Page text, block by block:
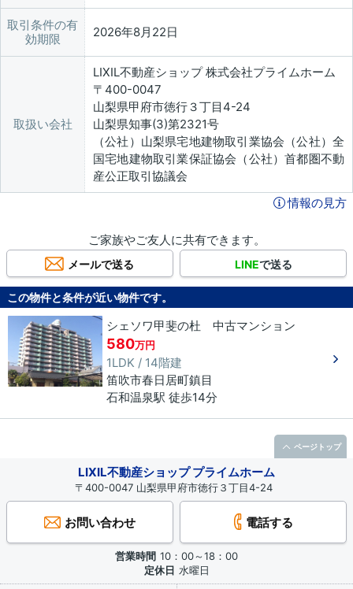
取引条件の有
効期限
2026年8月22日
取扱い会社
LIXIL不動産ショップ 株式会社プライムホーム
〒400-0047
山梨県甲府市徳行３丁目4-24
山梨県知事(3)第2321号
（公社）山梨県宅地建物取引業協会（公社）全
国宅地建物取引業保証協会（公社）首都圏不動
産公正取引協議会
情報の見方
ご家族やご友人に共有できます。
メールで送る LINEで送る
この物件と条件が近い物件です。
シェソワ甲斐の杜 中古マンション
580万円
1LDK / 14階建
笛吹市春日居町鎮目
石和温泉駅 徒歩14分
LIXIL不動産ショップ プライムホーム
〒400-0047 山梨県甲府市徳行３丁目4-24
お問い合わせ 電話する
営業時間 10：00～18：00
定休日 水曜日
ページトップ